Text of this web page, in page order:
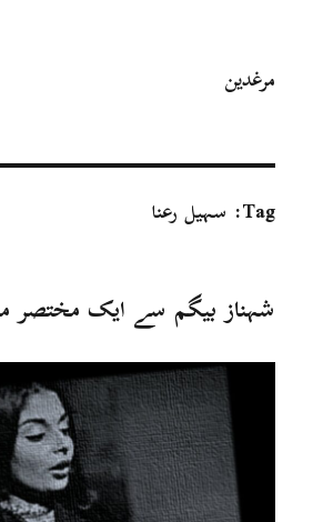
مرغدین
Tag: سہیل رعنا
شہناز بیگم سے ایک مختصر